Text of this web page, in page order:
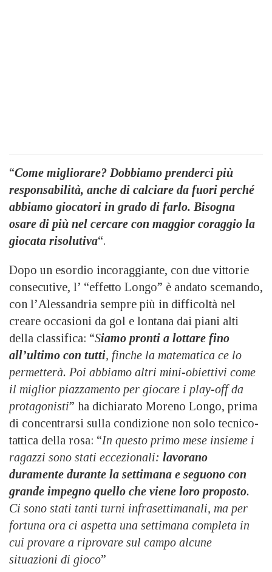
“Come migliorare? Dobbiamo prenderci più
responsabilità, anche di calciare da fuori perché
abbiamo giocatori in grado di farlo. Bisogna
osare di più nel cercare con maggior coraggio la
giocata risolutiva“.
Dopo un esordio incoraggiante, con due vittorie
consecutive, l’ “effetto Longo” è andato scemando,
con l’Alessandria sempre più in difficoltà nel
creare occasioni da gol e lontana dai piani alti
della classifica: “Siamo pronti a lottare fino
all’ultimo con tutti, finche la matematica ce lo
permetterà. Poi abbiamo altri mini-obiettivi come
il miglior piazzamento per giocare i play-off da
protagonisti” ha dichiarato Moreno Longo, prima
di concentrarsi sulla condizione non solo tecnico-
tattica della rosa: “In questo primo mese insieme i
ragazzi sono stati eccezionali: lavorano
duramente durante la settimana e seguono con
grande impegno quello che viene loro proposto.
Ci sono stati tanti turni infrasettimanali, ma per
fortuna ora ci aspetta una settimana completa in
cui provare a riprovare sul campo alcune
situazioni di gioco”